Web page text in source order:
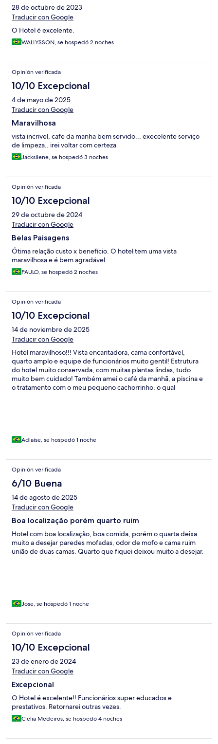
28 de octubre de 2023
Traducir con Google
O Hotel é excelente.
WALLYSSON, se hospedó 2 noches
Opinión verificada
10/10 Excepcional
4 de mayo de 2025
Traducir con Google
Maravilhosa
vista incrivel, cafe da manha bem servido... execelente serviço
de limpeza.. irei voltar com certeza
Jacksilene, se hospedó 3 noches
Opinión verificada
10/10 Excepcional
29 de octubre de 2024
Traducir con Google
Belas Paisagens
Ótima relação custo x benefício. O hotel tem uma vista
maravilhosa e é bem agradável.
PAULO, se hospedó 2 noches
Opinión verificada
10/10 Excepcional
14 de noviembre de 2025
Traducir con Google
Hotel maravilhoso!!! Vista encantadora, cama confortável,
quarto amplo e equipe de funcionários muito gentil! Estrutura
do hotel muito conservada, com muitas plantas lindas, tudo
muito bem cuidado! Também amei o café da manhã, a piscina e
o tratamento com o meu pequeno cachorrinho, o qual
Recomendo o hotel e pretendo retornar mais vezes!
Adlaíse, se hospedó 1 noche
Opinión verificada
6/10 Buena
14 de agosto de 2025
Traducir con Google
Boa localização porém quarto ruim
Hotel com boa localização, boa comida, porém o quarta deixa
muito a desejar paredes mofadas, odor de mofo e cama ruim
união de duas camas. Quarto que fiquei deixou muito a desejar.
Jose, se hospedó 1 noche
Opinión verificada
10/10 Excepcional
23 de enero de 2024
Traducir con Google
Excepcional
O Hotel é excelente!! Funcionários super educados e
prestativos. Retornarei outras vezes.
Clelia Medeiros, se hospedó 4 noches